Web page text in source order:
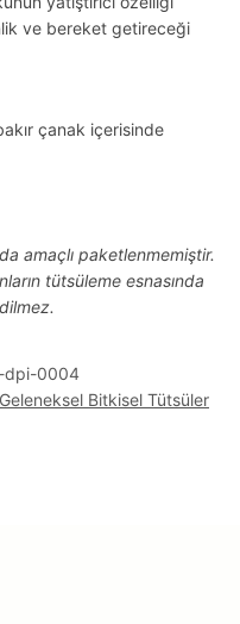
ve bereket getireceği
çanak içerisinde
amaçlı paketlenmemiştir.
tütsüleme esnasında
dpi-0004
Geleneksel Bitkisel Tütsüler